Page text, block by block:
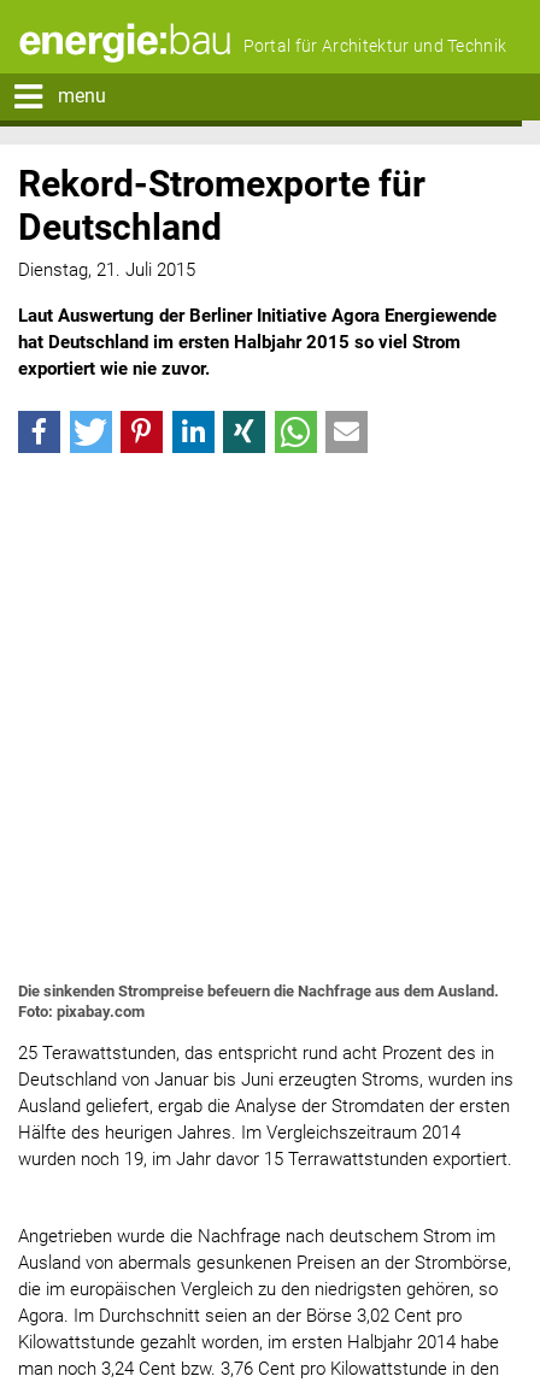
Portal für Architektur und Technik
menu
Rekord-Stromexporte für
Deutschland
Dienstag, 21. Juli 2015
Laut Auswertung der Berliner Initiative Agora Energiewende
hat Deutschland im ersten Halbjahr 2015 so viel Strom
exportiert wie nie zuvor.
Die sinkenden Strompreise befeuern die Nachfrage aus dem Ausland.
Foto: pixabay.com
25 Terawattstunden, das entspricht rund acht Prozent des in
Deutschland von Januar bis Juni erzeugten Stroms, wurden ins
Ausland geliefert, ergab die Analyse der Stromdaten der ersten
Hälfte des heurigen Jahres. Im Vergleichszeitraum 2014
wurden noch 19, im Jahr davor 15 Terrawattstunden exportiert.
Angetrieben wurde die Nachfrage nach deutschem Strom im
Ausland von abermals gesunkenen Preisen an der Strombörse,
die im europäischen Vergleich zu den niedrigsten gehören, so
Agora. Im Durchschnitt seien an der Börse 3,02 Cent pro
Kilowattstunde gezahlt worden, im ersten Halbjahr 2014 habe
man noch 3,24 Cent bzw. 3,76 Cent pro Kilowattstunde in den